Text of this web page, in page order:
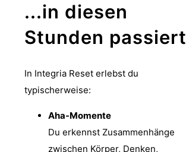
...in diesen
Stunden passiert
In Integria Reset erlebst du
typischerweise:
Aha-Momente
Du erkennst Zusammenhänge
zwischen Körper, Denken,